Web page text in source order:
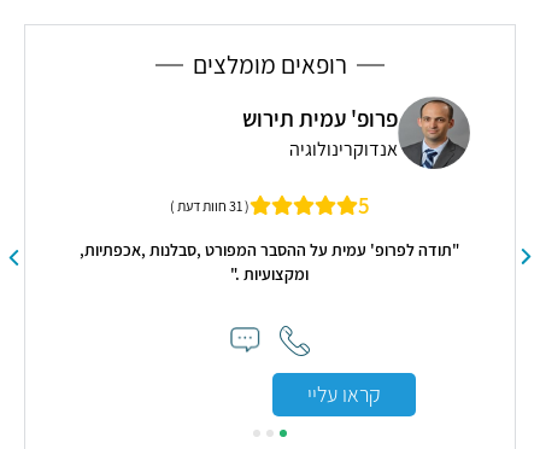
רופאים מומלצים
פרופ' עמית תירוש
אנדוקרינולוגיה
5 ( 31 חוות דעת )
"תודה לפרופ' עמית על ההסבר המפורט ,סבלנות ,אכפתיות,
ומקצועיות ."
קראו עליי